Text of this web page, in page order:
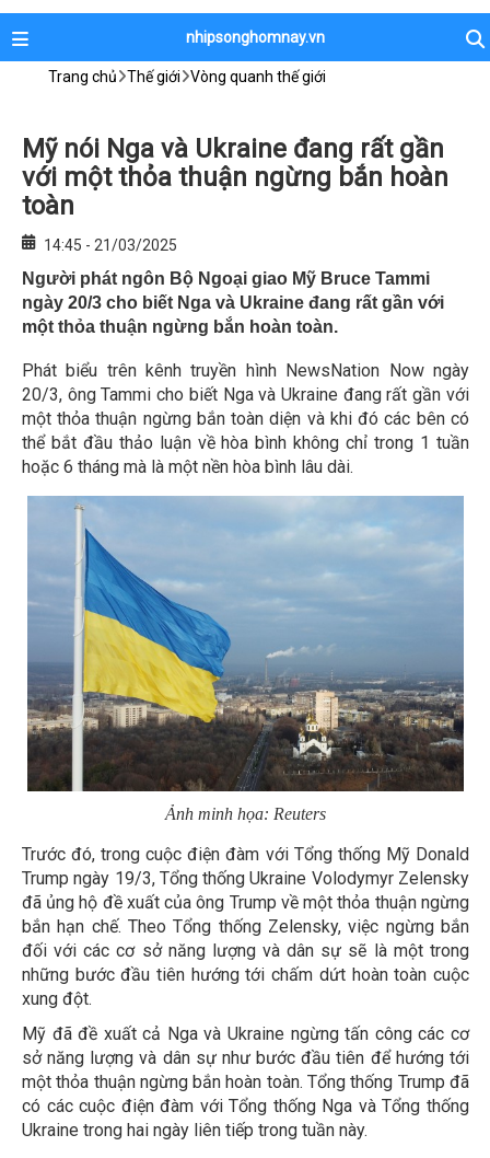
nhipsonghomnay.vn
Trang chủ Thế giới Vòng quanh thế giới
Mỹ nói Nga và Ukraine đang rất gần
với một thỏa thuận ngừng bắn hoàn
toàn
14:45 - 21/03/2025
Người phát ngôn Bộ Ngoại giao Mỹ Bruce Tammi
ngày 20/3 cho biết Nga và Ukraine đang rất gần với
một thỏa thuận ngừng bắn hoàn toàn.
Phát biểu trên kênh truyền hình NewsNation Now ngày
20/3, ông Tammi cho biết Nga và Ukraine đang rất gần với
một thỏa thuận ngừng bắn toàn diện và khi đó các bên có
thể bắt đầu thảo luận về hòa bình không chỉ trong 1 tuần
hoặc 6 tháng mà là một nền hòa bình lâu dài.
Ảnh minh họa: Reuters
Trước đó, trong cuộc điện đàm với Tổng thống Mỹ Donald
Trump ngày 19/3, Tổng thống Ukraine Volodymyr Zelensky
đã ủng hộ đề xuất của ông Trump về một thỏa thuận ngừng
bắn hạn chế. Theo Tổng thống Zelensky, việc ngừng bắn
đối với các cơ sở năng lượng và dân sự sẽ là một trong
những bước đầu tiên hướng tới chấm dứt hoàn toàn cuộc
xung đột.
Mỹ đã đề xuất cả Nga và Ukraine ngừng tấn công các cơ
sở năng lượng và dân sự như bước đầu tiên để hướng tới
một thỏa thuận ngừng bắn hoàn toàn. Tổng thống Trump đã
có các cuộc điện đàm với Tổng thống Nga và Tổng thống
Ukraine trong hai ngày liên tiếp trong tuần này.